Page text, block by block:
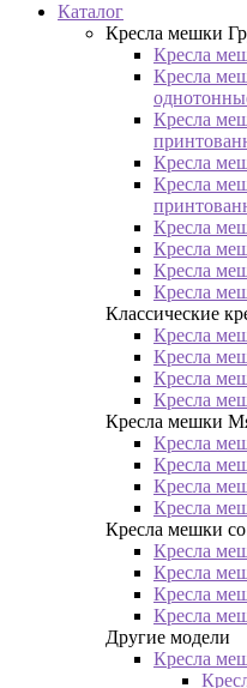
Каталог
Кресла мешки
Кресла
Кресла
Кресла
Кресла
Кресла
Кресла
Кресла
Кресла
Кресла
Классические
Кресла
Кресла
Креслa
Креслa
Кресла мешки
Кресла
Кресла
Кресла
Кресла
Кресла мешки
Кресла
Кресла
Кресла
Кресла
Другие модели
Кресла